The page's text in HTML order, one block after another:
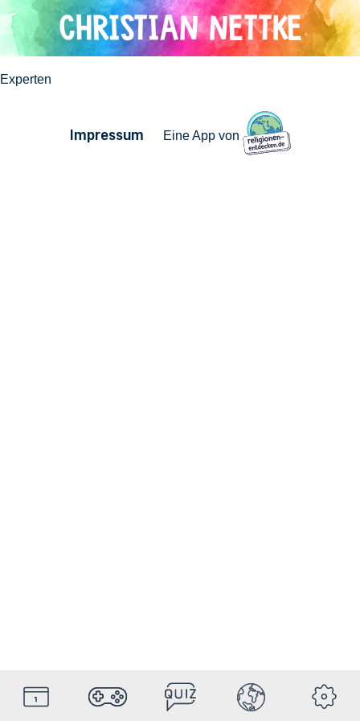
Direkt
zum
Inhalt
CHRISTIAN NETTKE
Experten
Impressum Eine App von
HolyDays